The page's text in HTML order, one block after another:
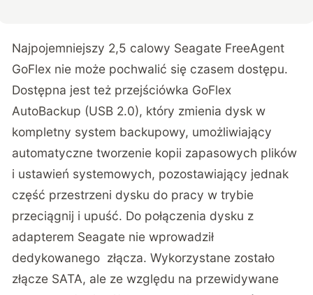
Najpojemniejszy 2,5 calowy Seagate FreeAgent
GoFlex nie może pochwalić się czasem dostępu.
Dostępna jest też przejściówka GoFlex
AutoBackup (USB 2.0), który zmienia dysk w
kompletny system backupowy, umożliwiający
automatyczne tworzenie kopii zapasowych plików
i ustawień systemowych, pozostawiający jednak
część przestrzeni dysku do pracy w trybie
przeciągnij i upuść. Do połączenia dysku z
adapterem Seagate nie wprowadził
dedykowanego złącza. Wykorzystane zostało
złącze SATA, ale ze względu na przewidywane